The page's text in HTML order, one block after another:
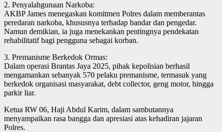
2. Penyalahgunaan Narkoba:
AKBP James menegaskan komitmen Polres dalam memberantas
peredaran narkoba, khususnya terhadap bandar dan pengedar.
Namun demikian, ia juga menekankan pentingnya pendekatan
rehabilitatif bagi pengguna sebagai korban.
3. Premanisme Berkedok Ormas:
Dalam operasi Brantas Jaya 2025, pihak kepolisian berhasil
mengamankan sebanyak 570 pelaku premanisme, termasuk yang
berkedok organisasi masyarakat, debt collector, geng motor, hingga
parkir liar.
Ketua RW 06, Haji Abdul Karim, dalam sambutannya
menyampaikan rasa bangga dan apresiasi atas kehadiran jajaran
Polres.